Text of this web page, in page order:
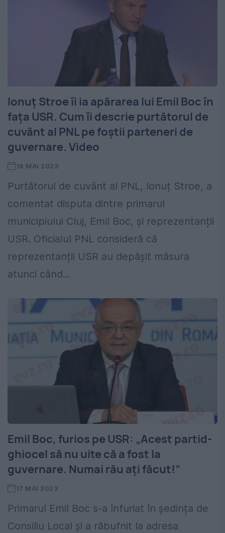
Ionuț Stroe îi ia apărarea lui Emil Boc în
fața USR. Cum îi descrie purtătorul de
cuvânt al PNL pe foștii parteneri de
guvernare. Video
18 MAI 2023
Purtătorul de cuvânt al PNL, Ionuț Stroe, a
comentat disputa dintre primarul
municipiului Cluj, Emil Boc, și reprezentanții
USR. Oficialul PNL consideră că
reprezentanții USR au depășit măsura
atunci când...
Emil Boc, furios pe USR: „Acest partid-
ghiocel să nu uite că a fost la
guvernare. Numai rău ați făcut!”
17 MAI 2023
Primarul Emil Boc s-a înfuriat în ședința de
Consiliu Local și a răbufnit la adresa